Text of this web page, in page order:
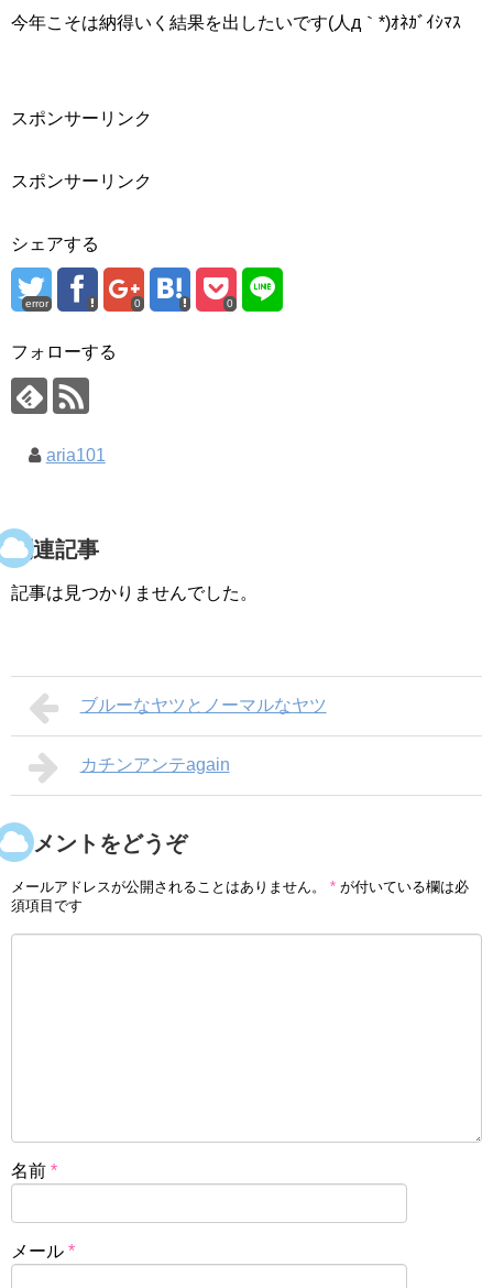
今年こそは納得いく結果を出したいです(人д｀*)ｵﾈｶﾞｲｼﾏｽ
スポンサーリンク
スポンサーリンク
シェアする
error 0 0
フォローする
aria101
関連記事
記事は見つかりませんでした。
ブルーなヤツとノーマルなヤツ
カチンアンテagain
コメントをどうぞ
メールアドレスが公開されることはありません。 * が付いている欄は必
須項目です
名前 *
メール *